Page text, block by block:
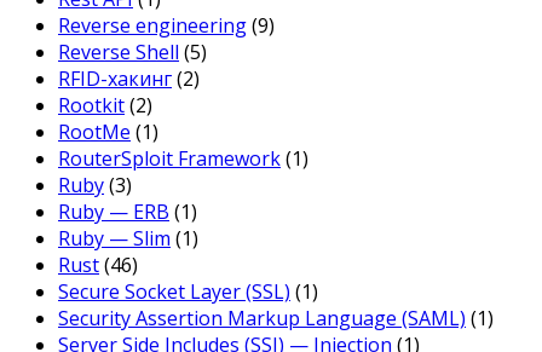
Reverse engineering(9)
Reverse Shell (5)
RFID-хакинг(2)
Rootkit(2)
RootMe (1)
RouterSploit Framework(1)
Ruby(3)
Ruby — ERB (1)
Ruby — Slim (1)
Rust(46)
Secure Socket Layer (SSL) (1)
Security Assertion Markup Language (SAML) (1)
Server Side Includes (SSI) — Injection (1)